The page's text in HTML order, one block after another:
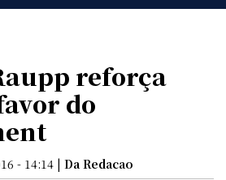
reforça
do
- 14:14 | Da Redacao